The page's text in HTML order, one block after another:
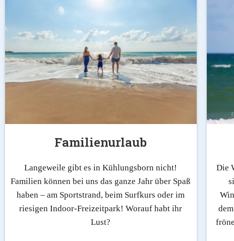
Familienurlaub
Langeweile gibt es in Kühlungsborn nicht!
Familien können bei uns das ganze Jahr über Spaß
haben – am Sportstrand, beim Surfkurs oder im
riesigen Indoor-Freizeitpark! Worauf habt ihr
Lust?
Die